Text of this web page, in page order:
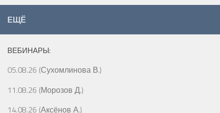
ЕЩЁ
ВЕБИНАРЫ:
05.08.26 (Сухомлинова В.)
11.08.26 (Морозов Д.)
14.08.26 (Аксёнов А.)